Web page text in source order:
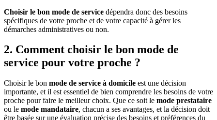
Choisir le bon mode de service dépendra donc des besoins
spécifiques de votre proche et de votre capacité à gérer les
démarches administratives ou non.
2. Comment choisir le bon mode de
service pour votre proche ?
Choisir le bon mode de service à domicile est une décision
importante, et il est essentiel de bien comprendre les besoins de votre
proche pour faire le meilleur choix. Que ce soit le mode prestataire
ou le mode mandataire, chacun a ses avantages, et la décision doit
être basée sur une évaluation précise des besoins et préférences du